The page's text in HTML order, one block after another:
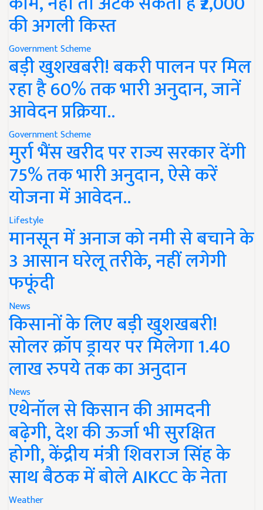
की अगली किस्त
Government Scheme
बड़ी खुशखबरी! बकरी पालन पर मिल
रहा है 60% तक भारी अनुदान, जानें
आवेदन प्रक्रिया..
Government Scheme
मुर्रा भैंस खरीद पर राज्य सरकार देंगी
75% तक भारी अनुदान, ऐसे करें
योजना में आवेदन..
Lifestyle
मानसून में अनाज को नमी से बचाने के
3 आसान घरेलू तरीके, नहीं लगेगी
फफूंदी
News
किसानों के लिए बड़ी खुशखबरी!
सोलर क्रॉप ड्रायर पर मिलेगा 1.40
लाख रुपये तक का अनुदान
News
एथेनॉल से किसान की आमदनी
बढ़ेगी, देश की ऊर्जा भी सुरक्षित
होगी, केंद्रीय मंत्री शिवराज सिंह के
साथ बैठक में बोले AIKCC के नेता
Weather